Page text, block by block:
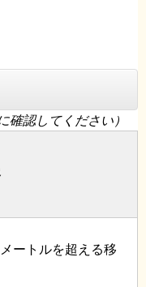
確認してください）
ートルを超える移